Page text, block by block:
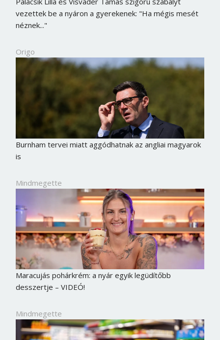
vezettek be a nyáron a gyerekenek: "Ha mégis mesét
néznek..."
Origo
Burnham tervei miatt aggódhatnak az angliai magyarok
is
Mindmegette
Maracujás pohárkrém: a nyár egyik legüdítőbb
desszertje – VIDEÓ!
Mindmegette